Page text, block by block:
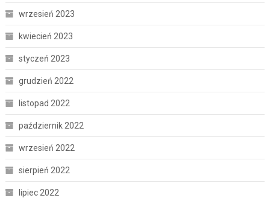
wrzesień 2023
kwiecień 2023
styczeń 2023
grudzień 2022
listopad 2022
październik 2022
wrzesień 2022
sierpień 2022
lipiec 2022